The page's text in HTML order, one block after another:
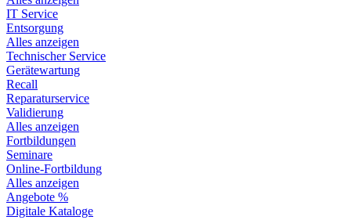
IT Service
Entsorgung
Alles anzeigen
Technischer Service
Gerätewartung
Recall
Reparaturservice
Validierung
Alles anzeigen
Fortbildungen
Seminare
Online-Fortbildung
Alles anzeigen
Angebote %
Digitale Kataloge